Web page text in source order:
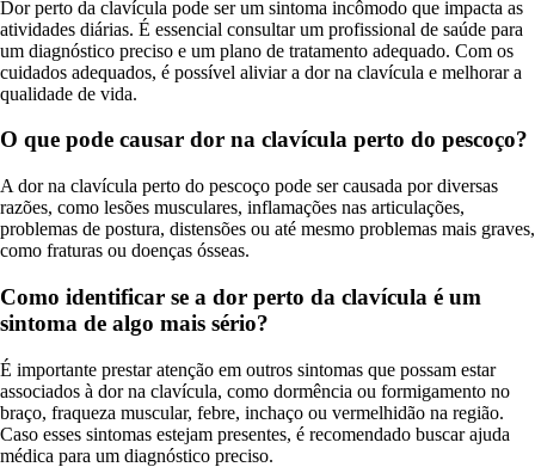
Dor perto da clavícula pode ser um sintoma incômodo que impacta as
atividades diárias. É essencial consultar um profissional de saúde para
um diagnóstico preciso e um plano de tratamento adequado. Com os
cuidados adequados, é possível aliviar a dor na clavícula e melhorar a
qualidade de vida.
O que pode causar dor na clavícula perto do pescoço?
A dor na clavícula perto do pescoço pode ser causada por diversas
razões, como lesões musculares, inflamações nas articulações,
problemas de postura, distensões ou até mesmo problemas mais graves,
como fraturas ou doenças ósseas.
Como identificar se a dor perto da clavícula é um
sintoma de algo mais sério?
É importante prestar atenção em outros sintomas que possam estar
associados à dor na clavícula, como dormência ou formigamento no
braço, fraqueza muscular, febre, inchaço ou vermelhidão na região.
Caso esses sintomas estejam presentes, é recomendado buscar ajuda
médica para um diagnóstico preciso.